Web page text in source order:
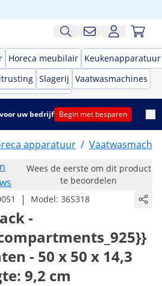
Horeca meubilair Keukenapparatuur
Slagerij Vaatwasmachines
uw bedrijf Begin met besparen
apparatuur /
Wees de eerste om dit product
te beoordelen
| Model: 36S318
-
- 50 x 50 x 14,3
9,2 cm